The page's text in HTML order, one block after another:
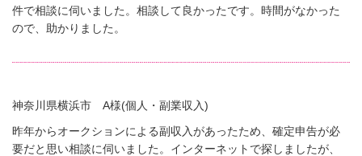
件で相談に伺いました。相談して良かったです。時間がなかった
ので、助かりました。
神奈川県横浜市 A様(個人・副業収入)
昨年からオークションによる副収入があったため、確定申告が必
要だと思い相談に伺いました。インターネットで探しましたが、